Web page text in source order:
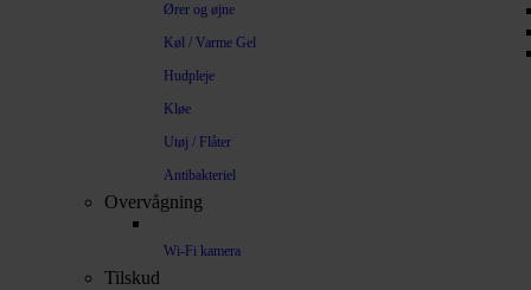
Ører og øjne
Køl / Varme Gel
Hudpleje
Kløe
Utøj / Flåter
Antibakteriel
Overvågning
Wi-Fi kamera
Tilskud